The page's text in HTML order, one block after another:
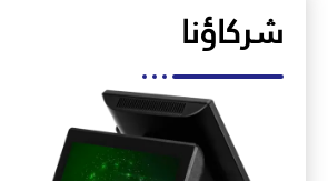
شركاؤنا